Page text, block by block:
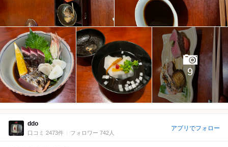
9
ddo
口コミ 2473件 フォロワー 742人
アプリでフォロー